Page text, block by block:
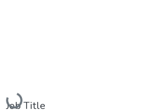
Job Title